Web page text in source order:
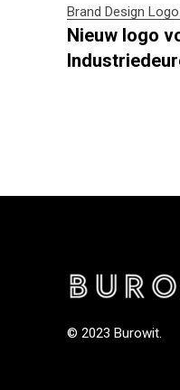
Brand Design Logo
Nieuw logo
© 2023 Burowit.